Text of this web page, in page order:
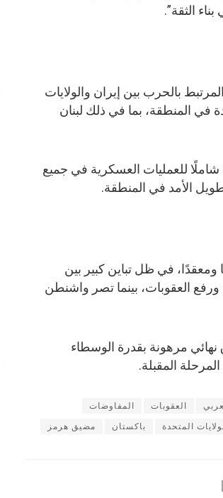
الثقة”.
بالحرب بين إيران والولايات
في المنطقة، بما في ذلك لبنان
للعمليات العسكرية في جميع
الأمد في المنطقة.
في ظل تباين كبير بين
العقوبات، بينما تصر واشنطن
نهائي مرهونة بقدرة الوسطاء
المقبلة.
العقوبات المفاوضات
المتحدة باكستان مضيق هرمز